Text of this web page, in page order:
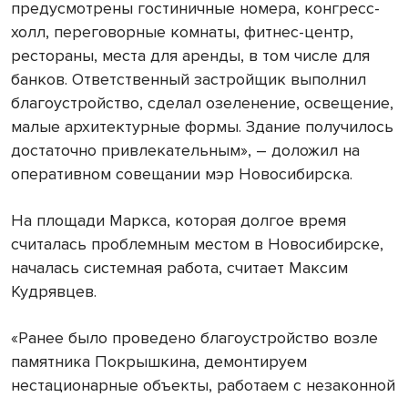
предусмотрены гостиничные номера, конгресс-
холл, переговорные комнаты, фитнес-центр,
рестораны, места для аренды, в том числе для
банков. Ответственный застройщик выполнил
благоустройство, сделал озеленение, освещение,
малые архитектурные формы. Здание получилось
достаточно привлекательным», – доложил на
оперативном совещании мэр Новосибирска.
На площади Маркса, которая долгое время
считалась проблемным местом в Новосибирске,
началась системная работа, считает Максим
Кудрявцев.
«Ранее было проведено благоустройство возле
памятника Покрышкина, демонтируем
нестационарные объекты, работаем с незаконной